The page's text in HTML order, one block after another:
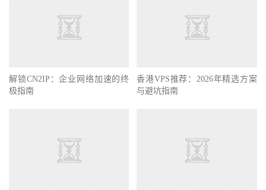
解锁CN2IP：企业网络加速的终
极指南
香港VPS推荐：2026年精选方案
与避坑指南